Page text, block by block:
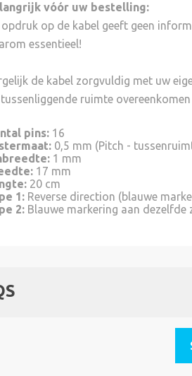
vóór uw bestelling:
opdruk op de kabel geeft geen
essentieel!
de kabel zorgvuldig met uw
ruimte
pins: 16
0,5 mm (Pitch -
1 mm
17 mm
20 cm
1: Reverse direction (blauwe
2: Blauwe markering aan dezelfde